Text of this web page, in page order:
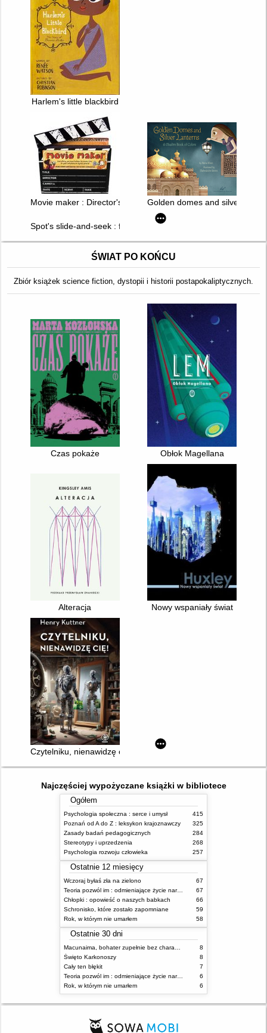
Harlem's little blackbird
Movie maker : Director's HandbookGolden domes and silver
Spot's slide-and-seek : funfair
ŚWIAT PO KOŃCU
Zbiór książek science fiction, dystopii i historii postapokaliptycznych.
Czas pokaże Obłok Magellana
Alteracja Nowy wspaniały świat
Czytelniku, nienawidzę cię!
Najczęściej wypożyczane książki w bibliotece
Ogółem
Psychologia społeczna : serce i umysł
415
Poznań od A do Z : leksykon krajoznawczy
325
Zasady badań pedagogicznych
284
Stereotypy i uprzedzenia
268
Psychologia rozwoju człowieka
257
Ostatnie 12 miesięcy
Wczoraj byłaś zła na zielono
67
Teoria pozwól im : odmieniające życie narzędzie, o którym mówią miliony ludzi
67
Chłopki : opowieść o naszych babkach
66
Schronisko, które zostało zapomniane
59
Rok, w którym nie umarłem
58
Ostatnie 30 dni
Macunaima, bohater zupełnie bez charakteru
8
Święto Karkonoszy
8
Cały ten błękit
7
Teoria pozwól im : odmieniające życie narzędzie, o którym mówią miliony ludzi
6
Rok, w którym nie umarłem
6